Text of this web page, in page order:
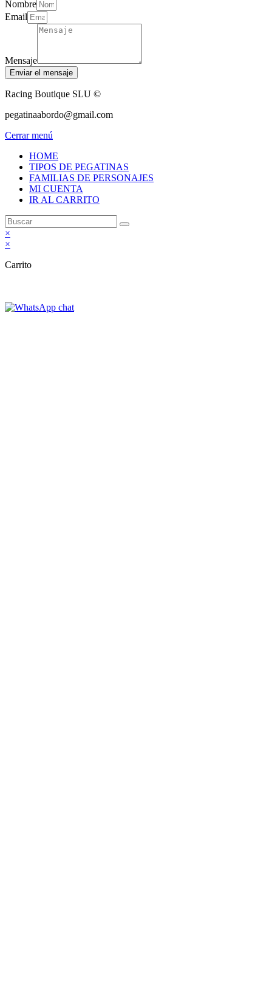
Nombre
Email
Mensaje
Enviar el mensaje
Racing Boutique SLU ©
pegatinaabordo@gmail.com
Cerrar menú
HOME
TIPOS DE PEGATINAS
FAMILIAS DE PERSONAJES
MI CUENTA
IR AL CARRITO
×
×
Carrito